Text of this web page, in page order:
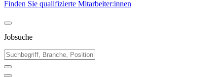
Finden Sie qualifizierte Mitarbeiter:innen
Jobsuche